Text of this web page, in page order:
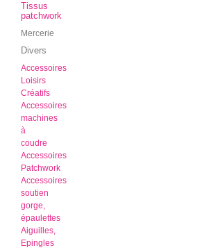
Tissus
patchwork
Mercerie
Divers
Accessoires
Loisirs
Créatifs
Accessoires
machines
à
coudre
Accessoires
Patchwork
Accessoires
soutien
gorge,
épaulettes
Aiguilles,
Epingles